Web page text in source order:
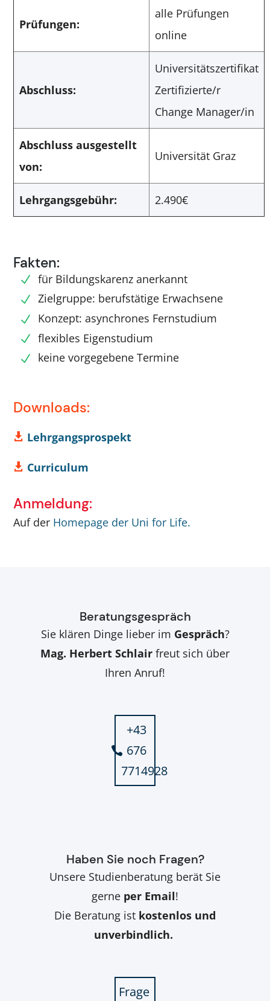
Prüfungen:
alle Prüfungen
online
Abschluss:
Universitätszertifikat
Zertifizierte/r
Change Manager/in
Abschluss ausgestellt
von:
Universität Graz
Lehrgangsgebühr: 2.490€
Fakten:
für Bildungskarenz anerkannt
Zielgruppe: berufstätige Erwachsene
Konzept: asynchrones Fernstudium
flexibles Eigenstudium
keine vorgegebene Termine
Downloads:
 Lehrgangsprospekt
 Curriculum
Anmeldung:
Auf der Homepage der Uni for Life.
Beratungsgespräch
Sie klären Dinge lieber im Gespräch?
Mag. Herbert Schlair freut sich über
Ihren Anruf!
+43
676
7714928
Haben Sie noch Fragen?
Unsere Studienberatung berät Sie
gerne per Email!
Die Beratung ist kostenlos und
unverbindlich.
Frage